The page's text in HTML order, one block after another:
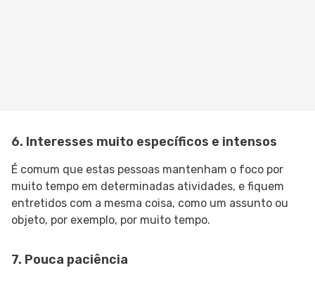
6. Interesses muito específicos e intensos
É comum que estas pessoas mantenham o foco por
muito tempo em determinadas atividades, e fiquem
entretidos com a mesma coisa, como um assunto ou
objeto, por exemplo, por muito tempo.
7. Pouca paciência